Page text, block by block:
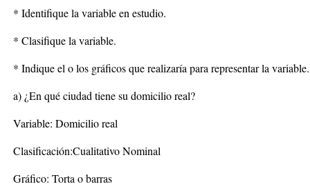
* Identifique la variable en estudio.
* Clasifique la variable.
* Indique el o los gráficos que realizaría para representar la variable.
a) ¿En qué ciudad tiene su domicilio real?
Variable: Domicilio real
Clasificación:Cualitativo Nominal
Gráfico: Torta o barras